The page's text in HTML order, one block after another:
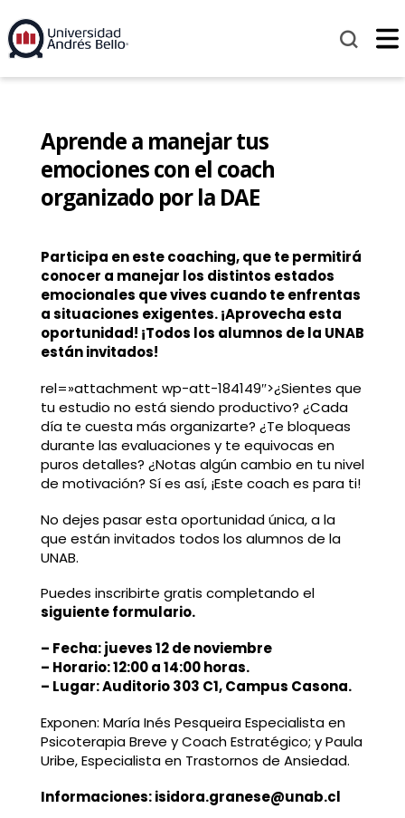
Aprende a manejar tus
emociones con el coach
organizado por la DAE
Participa en este coaching, que te permitirá
conocer a manejar los distintos estados
emocionales que vives cuando te enfrentas
a situaciones exigentes. ¡Aprovecha esta
oportunidad! ¡Todos los alumnos de la UNAB
están invitados!
rel=»attachment wp-att-184149″>¿Sientes que
tu estudio no está siendo productivo? ¿Cada
día te cuesta más organizarte? ¿Te bloqueas
durante las evaluaciones y te equivocas en
puros detalles? ¿Notas algún cambio en tu nivel
de motivación? Sí es así, ¡Este coach es para ti!
No dejes pasar esta oportunidad única, a la
que están invitados todos los alumnos de la
UNAB.
Puedes inscribirte gratis completando el
siguiente formulario.
– Fecha: jueves 12 de noviembre
– Horario: 12:00 a 14:00 horas.
– Lugar: Auditorio 303 C1, Campus Casona.
Exponen: María Inés Pesqueira Especialista en
Psicoterapia Breve y Coach Estratégico; y Paula
Uribe, Especialista en Trastornos de Ansiedad.
Informaciones: isidora.granese@unab.cl